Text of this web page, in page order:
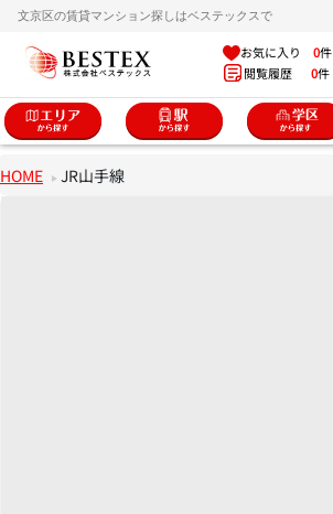
文京区の賃貸マンション探しはベステックスで
お気に入り 0件
閲覧履歴 0件
HOME JR山手線